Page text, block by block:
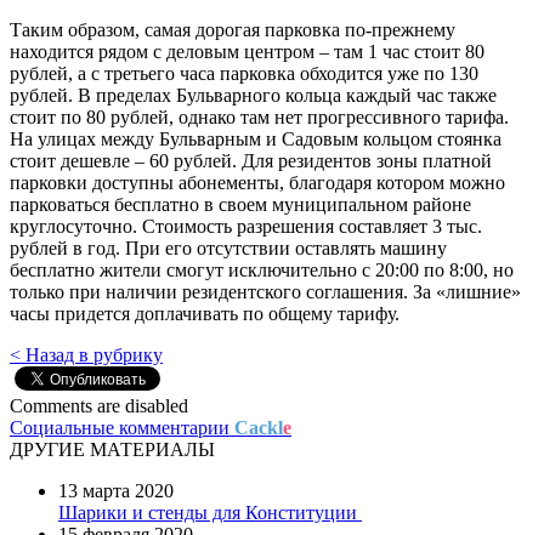
Таким образом, самая дорогая парковка по-прежнему
находится рядом с деловым центром – там 1 час стоит 80
рублей, а с третьего часа парковка обходится уже по 130
рублей. В пределах Бульварного кольца каждый час также
стоит по 80 рублей, однако там нет прогрессивного тарифа.
На улицах между Бульварным и Садовым кольцом стоянка
стоит дешевле – 60 рублей. Для резидентов зоны платной
парковки доступны абонементы, благодаря котором можно
парковаться бесплатно в своем муниципальном районе
круглосуточно. Стоимость разрешения составляет 3 тыс.
рублей в год. При его отсутствии оставлять машину
бесплатно жители смогут исключительно с 20:00 по 8:00, но
только при наличии резидентского соглашения. За «лишние»
часы придется доплачивать по общему тарифу.
< Назад в рубрику
Comments are disabled
Социальные комментарии Cackle
ДРУГИЕ МАТЕРИАЛЫ
13 марта 2020
Шарики и стенды для Конституции